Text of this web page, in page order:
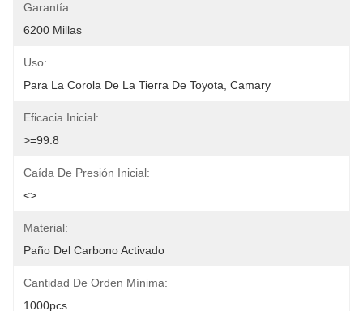
Garantía:
6200 Millas
Uso:
Para La Corola De La Tierra De Toyota, Camary
Eficacia Inicial:
>=99.8
Caída De Presión Inicial:
<>
Material:
Paño Del Carbono Activado
Cantidad De Orden Mínima:
1000pcs